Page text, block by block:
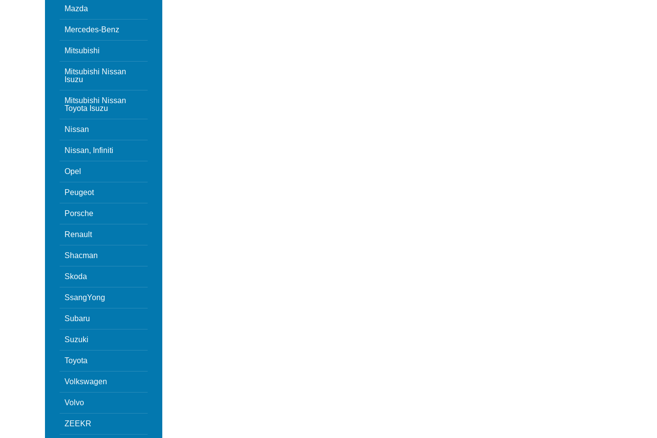
Mazda
Mercedes-Benz
Mitsubishi
Mitsubishi Nissan
Isuzu
Mitsubishi Nissan
Toyota Isuzu
Nissan
Nissan, Infiniti
Opel
Peugeot
Porsche
Renault
Shacman
Skoda
SsangYong
Subaru
Suzuki
Toyota
Volkswagen
Volvo
ZEEKR